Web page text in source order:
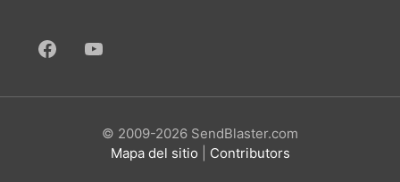
© 2009-2026 SendBlaster.com
Mapa del sitio
Contributors